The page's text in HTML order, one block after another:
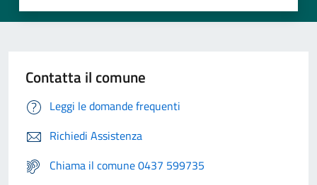
Contatta il comune
Leggi le domande frequenti
Richiedi Assistenza
Chiama il comune 0437 599735